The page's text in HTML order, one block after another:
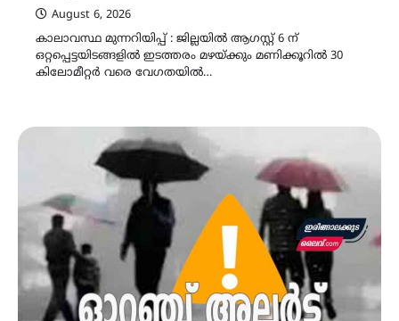
August 6, 2026
കാലാവസ്ഥ മുന്നറിയിപ്പ് : ജില്ലയിൽ ആഗസ്റ്റ് 6 ന്
ഒറ്റപ്പെട്ടയിടങ്ങളിൽ ഇടത്തരം മഴയ്ക്കും മണിക്കൂറിൽ 30
കിലോമീറ്റർ വരെ വേഗതയിൽ…